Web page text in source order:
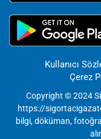
Kullanıcı
Çerez
Copyright © 2024
https://
bilgi, döküman,